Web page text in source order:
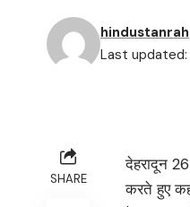
Last
hindustanrah